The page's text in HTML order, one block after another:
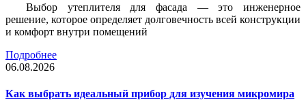
Выбор утеплителя для фасада — это инженерное
решение, которое определяет долговечность всей конструкции
и комфорт внутри помещений
Подробнее
06.08.2026
Как выбрать идеальный прибор для изучения микромира